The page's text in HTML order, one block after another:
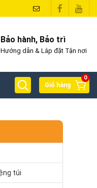
Bảo hành, Bảo trì
Hướng dẫn & Lắp đặt Tận nơi
0
Giỏ hàng
túi